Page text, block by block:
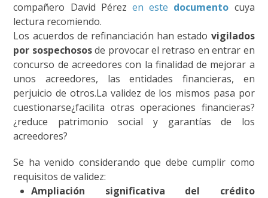
compañero David Pérez en este documento cuya
lectura recomiendo.
Los acuerdos de refinanciación han estado vigilados
por sospechososde provocar el retraso en entrar en
concurso de acreedores con la finalidad de mejorar a
unos acreedores, las entidades financieras, en
perjuicio de otros.La validez de los mismos pasa por
cuestionarse¿facilita otras operaciones financieras?
¿reduce patrimonio social y garantías de los
acreedores?
Se ha venido considerando que debe cumplir como
requisitos de validez:
Ampliación significativa del crédito